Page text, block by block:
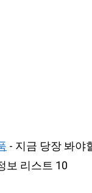
- 지금 당장 봐야
보 리스트 10